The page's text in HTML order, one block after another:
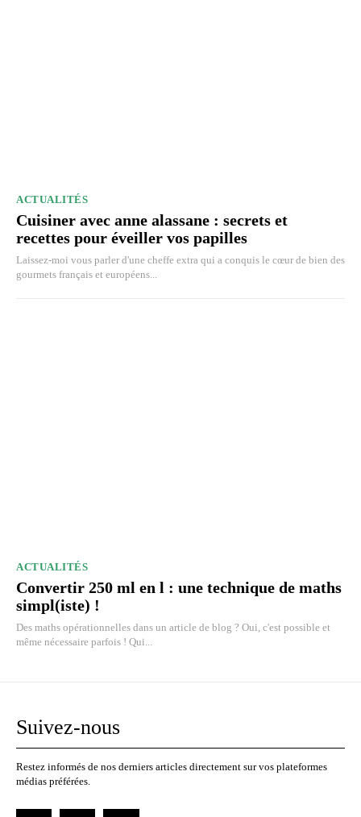
ACTUALITÉS
Cuisiner avec anne alassane : secrets et
recettes pour éveiller vos papilles
Laissez-moi vous parler d'une cheffe extra qui a conquis le cœur de bien des
gourmets français et européens...
ACTUALITÉS
Convertir 250 ml en l : une technique de maths
simpl(iste) !
Des maths opérationnelles dans un article de blog ? Oui, c'est possible et
même nécessaire parfois ! Qui...
Suivez-nous
Restez informés de nos derniers articles directement sur vos plateformes
médias préférées.